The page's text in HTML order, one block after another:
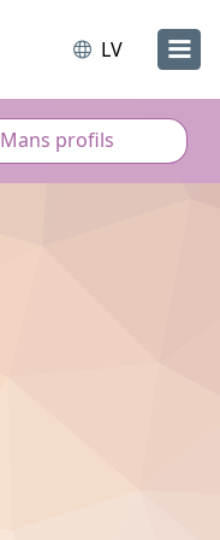
LV
Mans profils